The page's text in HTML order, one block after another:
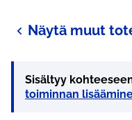
Näytä muut
Sisältyy
toiminnan